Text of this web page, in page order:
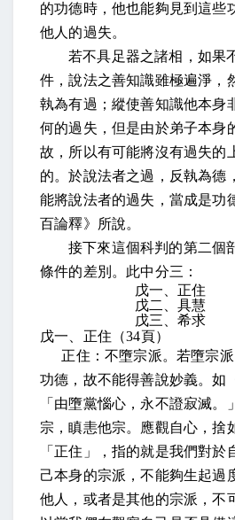
的功德時，他也能夠見到這些
他人的過失。
若不具足器之諸相 ，如果
件，說法之善知識雖極遍淨，
執為有過 ；縱使善知識他本身
何的過失，但是由於弟子本身
故，所以有可能將沒有過失的
的。於說法者之過，反執為德
能將說法者的過失，當成是功
百論釋》所說。
接下來這個科判的第二個
條件的差別。 此中分三：
戊一、正住
戊二、具慧
戊三、希求
戊一、正住 （34頁）
正住：不墮宗派。若墮宗
功德，故不能得善說妙義。如
「由墮黨惱心，永不證寂滅。
宗，瞋恚他宗。應觀自心，捨
「正住」，指的就是我們對於
己本身的宗派，不能夠生起過
他人，或者是其他的宗派，不